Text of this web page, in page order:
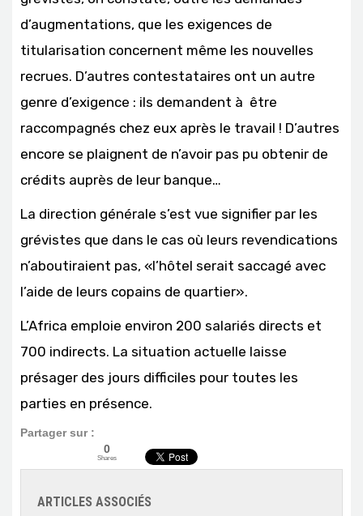
d’augmentations, que les exigences de
titularisation concernent même les nouvelles
recrues. D’autres contestataires ont un autre
genre d’exigence : ils demandent à être
raccompagnés chez eux après le travail ! D’autres
encore se plaignent de n’avoir pas pu obtenir de
crédits auprès de leur banque…
La direction générale s’est vue signifier par les
grévistes que dans le cas où leurs revendications
n’aboutiraient pas, «l’hôtel serait saccagé avec
l’aide de leurs copains de quartier».
L’Africa emploie environ 200 salariés directs et
700 indirects. La situation actuelle laisse
présager des jours difficiles pour toutes les
parties en présence.
Partager sur :
0
Shares
ARTICLES ASSOCIÉS